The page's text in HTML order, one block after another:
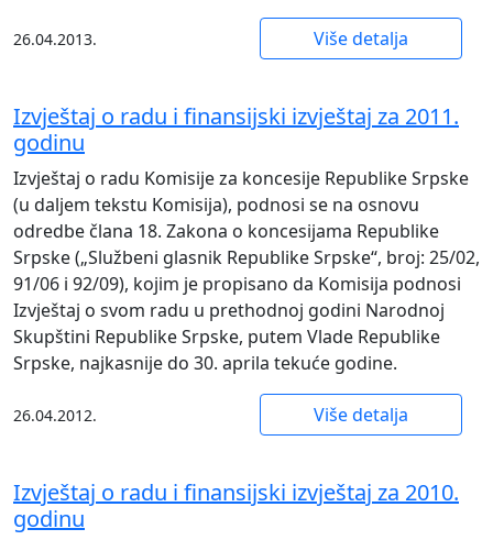
26.04.2013. Više detalja
Izvještaj o radu i finansijski izvještaj za 2011.
godinu
Izvještaj o radu Komisije za koncesije Republike Srpske
(u daljem tekstu Komisija), podnosi se na osnovu
odredbe člana 18. Zakona o koncesijama Republike
Srpske („Službeni glasnik Republike Srpske“, broj: 25/02,
91/06 i 92/09), kojim je propisano da Komisija podnosi
Izvještaj o svom radu u prethodnoj godini Narodnoj
Skupštini Republike Srpske, putem Vlade Republike
Srpske, najkasnije do 30. aprila tekuće godine.
26.04.2012. Više detalja
Izvještaj o radu i finansijski izvještaj za 2010.
godinu